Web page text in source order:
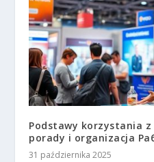
Podstawy korzystania
porady i organizacja
31 października 2025